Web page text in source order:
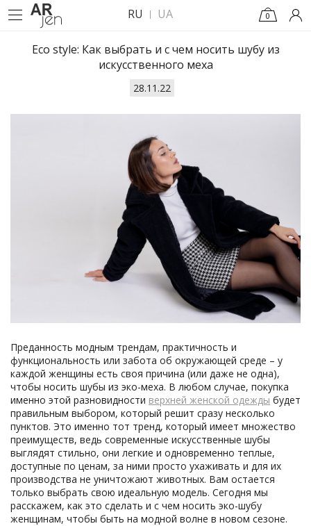
RU UA 0
Eco style: Как выбрать и с чем носить шубу из
искусственного меха
28.11.22
Преданность модным трендам, практичность и
функциональность или забота об окружающей среде – у
каждой женщины есть своя причина (или даже не одна),
чтобы носить шубы из эко-меха. В любом случае, покупка
именно этой разновидности верхней женской одежды будет
правильным выбором, который решит сразу несколько
пунктов. Это именно тот тренд, который имеет множество
преимуществ, ведь современные искусственные шубы
выглядят стильно, они легкие и одновременно теплые,
доступные по ценам, за ними просто ухаживать и для их
производства не уничтожают животных. Вам остается
только выбрать свою идеальную модель. Сегодня мы
расскажем, как это сделать и с чем носить эко-шубу
женщинам, чтобы быть на модной волне в новом сезоне.